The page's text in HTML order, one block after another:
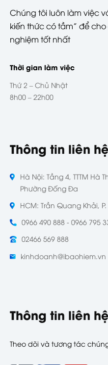
Chúng tôi luôn làm việc
kiến thức có tầm” để
nghiệm tốt nhất
Thời gian làm việc
Thứ 2 – Chủ Nhật
8h00 – 22h00
Thông tin liên hệ
Hà Nội: Tầng 4, TTTM Hà
Phường Đống Đa
HCM: Trần Quang Khải,
0966 490 888 - 0966 795
02466 569 888
kinhdoanh@ibaohiem.vn
Thông tin liên hệ
Theo dõi và tương tác